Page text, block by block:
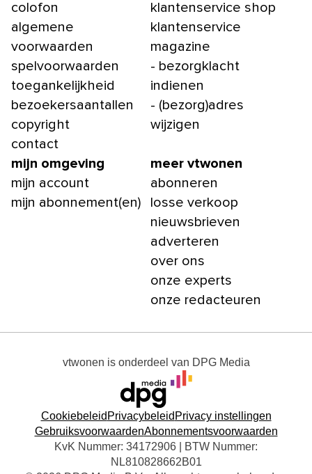
colofon
algemene
voorwaarden
spelvoorwaarden
toegankelijkheid
bezoekersaantallen
copyright
contact
klantenservice shop
klantenservice
magazine
- bezorgklacht
indienen
- (bezorg)adres
wijzigen
mijn omgeving
mijn account
mijn abonnement(en)
meer vtwonen
abonneren
losse verkoop
nieuwsbrieven
adverteren
over ons
onze experts
onze redacteuren
vtwonen is onderdeel van DPG Media
Cookiebeleid Privacybeleid Privacy instellingen
GebruiksvoorwaardenAbonnementsvoorwaarden
KvK Nummer: 34172906 | BTW Nummer:
NL810828662B01